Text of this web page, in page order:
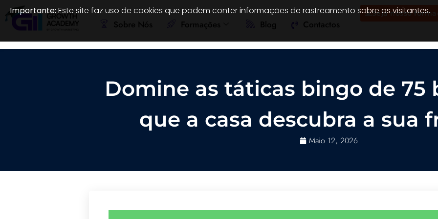
Sobre Nós Formações Blog Contactos
Seja nosso
Domine as táticas bingo de 75
que a casa descubra a sua
Maio 12, 2026
Importante: Este site faz uso de cookies que podem conter informações de rastreamento sobre os visitantes.